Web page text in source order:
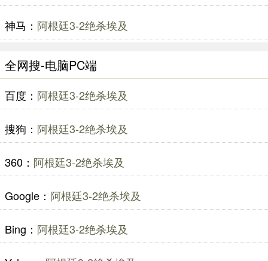
神马： 阿根廷3-2绝杀埃及
全网搜-电脑PC端
百度： 阿根廷3-2绝杀埃及
搜狗： 阿根廷3-2绝杀埃及
360： 阿根廷3-2绝杀埃及
Google： 阿根廷3-2绝杀埃及
Bing： 阿根廷3-2绝杀埃及